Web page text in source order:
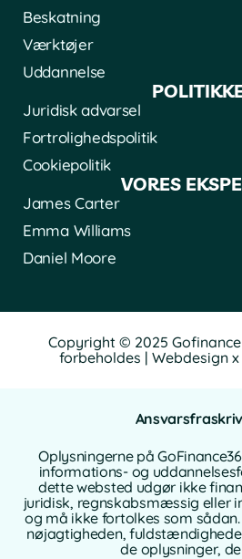
Beskatning
Værktøjer
Uddannelse
Juridisk advarsel
Fortrolighedspolitik
Cookiepolitik
VORES
James Carter
Emma Williams
Daniel Moore
Copyright © 2025
forbeholdes | Webdesign x
Oplysningerne på
informations- og
dette websted udgør ikke
juridisk, regnskabsmæssig eller
og må ikke fortolkes som
nøjagtigheden,
de oplysninger,